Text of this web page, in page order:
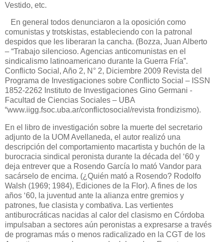
Vestido, etc.
En general todos denunciaron a la oposición como
comunistas y trotskistas, estableciendo con la patronal
despidos que les liberaran la cancha. (Bozza, Juan Alberto
– “Trabajo silencioso. Agencias anticomunistas en el
sindicalismo latinoamericano durante la Guerra Fría”.
Conflicto Social, Año 2, N° 2, Diciembre 2009 Revista del
Programa de Investigaciones sobre Conflicto Social – ISSN
1852-2262 Instituto de Investigaciones Gino Germani -
Facultad de Ciencias Sociales – UBA
“www.iigg.fsoc.uba.ar/conflictosocial/revista frondizismo).
En el libro de investigación sobre la muerte del secretario
adjunto de la UOM Avellaneda, el autor realizó una
descripción del comportamiento macartista y buchón de la
burocracia sindical peronista durante la década del ‘60 y
deja entrever que a Rosendo García lo mató Vandor para
sacárselo de encima. (¿Quién mató a Rosendo? Rodolfo
Walsh (1969; 1984), Ediciones de la Flor). A fines de los
años ‘60, la juventud ante la alianza entre gremios y
patrones, fue clasista y combativa. Las vertientes
antiburocráticas nacidas al calor del clasismo en Córdoba
impulsaban a sectores aún peronistas a expresarse a través
de programas más o menos radicalizado en la CGT de los